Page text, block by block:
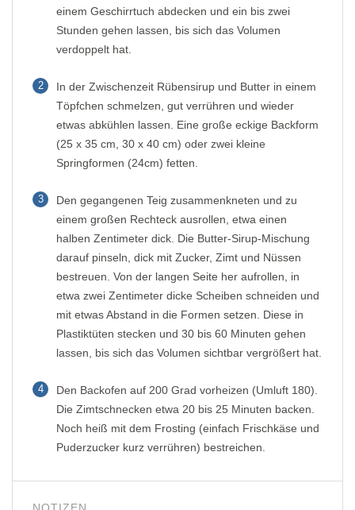
einem Geschirrtuch abdecken und ein bis zwei
Stunden gehen lassen, bis sich das Volumen
verdoppelt hat.
2
In der Zwischenzeit Rübensirup und Butter in einem
Töpfchen schmelzen, gut verrühren und wieder
etwas abkühlen lassen. Eine große eckige Backform
(25 x 35 cm, 30 x 40 cm) oder zwei kleine
Springformen (24cm) fetten.
3
Den gegangenen Teig zusammenkneten und zu
einem großen Rechteck ausrollen, etwa einen
halben Zentimeter dick. Die Butter-Sirup-Mischung
darauf pinseln, dick mit Zucker, Zimt und Nüssen
bestreuen. Von der langen Seite her aufrollen, in
etwa zwei Zentimeter dicke Scheiben schneiden und
mit etwas Abstand in die Formen setzen. Diese in
Plastiktüten stecken und 30 bis 60 Minuten gehen
lassen, bis sich das Volumen sichtbar vergrößert hat.
4
Den Backofen auf 200 Grad vorheizen (Umluft 180).
Die Zimtschnecken etwa 20 bis 25 Minuten backen.
Noch heiß mit dem Frosting (einfach Frischkäse und
Puderzucker kurz verrühren) bestreichen.